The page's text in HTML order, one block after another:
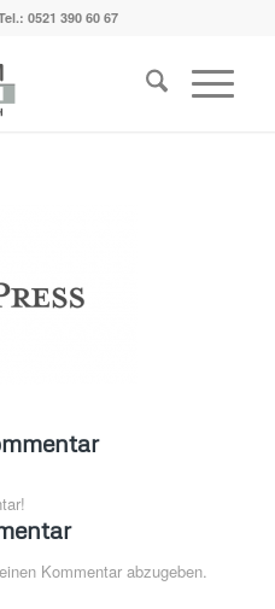
0521 390 60 67
Kommentar abzugeben.